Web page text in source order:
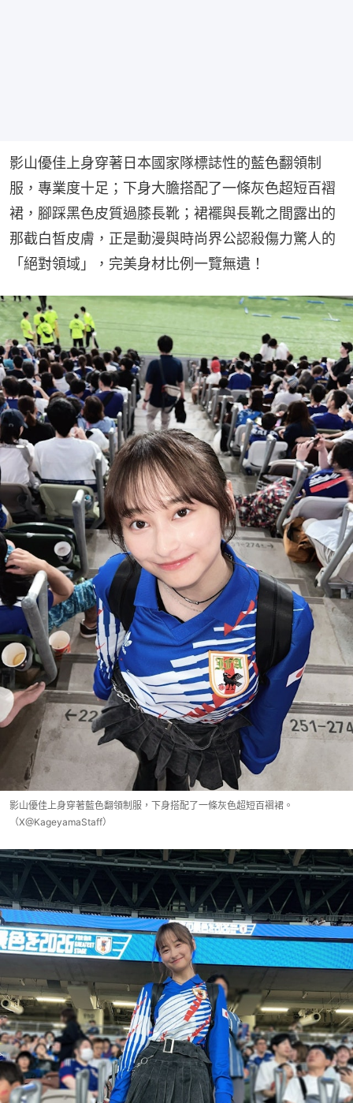
影山優佳上身穿著日本國家隊標誌性的藍色翻領制
服，專業度十足；下身大膽搭配了一條灰色超短百褶
裙，腳踩黑色皮質過膝長靴；裙襬與長靴之間露出的
那截白皙皮膚，正是動漫與時尚界公認殺傷力驚人的
「絕對領域」，完美身材比例一覽無遺！
影山優佳上身穿著藍色翻領制服，下身搭配了一條灰色超短百褶裙。
（X@KageyamaStaff）